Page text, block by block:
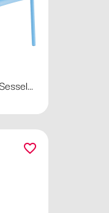
favorite_border